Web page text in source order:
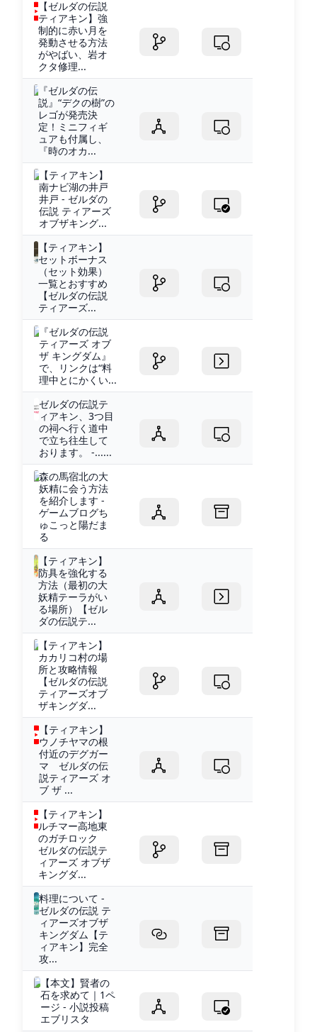
【ゼルダの伝説
ティアキン】強
制的に赤い月を
発動させる方法
がやばい、岩オ
クタ修理...
『ゼルダの伝
説』“デクの樹”の
レゴが発売決
定！ミニフィギ
ュアも付属し、
『時のオカ...
【ティアキン】
南ナビ湖の井戸
井戸 - ゼルダの
伝説 ティアーズ
オブザキング...
【ティアキン】
セットボーナス
（セット効果）
一覧とおすすめ
【ゼルダの伝説
ティアーズ...
『ゼルダの伝説
ティアーズ オブ
ザ キングダム』
で、リンクは“料
理中とにかくい...
ゼルダの伝説テ
ィアキン、3つ目
の祠へ行く道中
で立ち往生して
おります。 -......
森の馬宿北の大
妖精に会う方法
を紹介します -
ゲームブログち
ゅこっと陽だま
る
【ティアキン】
防具を強化する
方法（最初の大
妖精テーラがい
る場所）【ゼル
ダの伝説テ...
【ティアキン】
カカリコ村の場
所と攻略情報
【ゼルダの伝説
ティアーズオブ
ザキングダ...
【ティアキン】
ウノチヤマの根
付近のデグガー
マ ゼルダの伝
説ティアーズ オ
ブ ザ ...
【ティアキン】
ルチマー高地東
のガチロック
ゼルダの伝説テ
ィアーズ オブザ
キングダ...
料理について -
ゼルダの伝説 テ
ィアーズオブザ
キングダム【テ
ィアキン】完全
攻...
【本文】賢者の
石を求めて｜1ペ
ージ - 小説投稿
エブリスタ